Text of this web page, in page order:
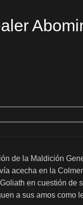
de la Maldición
acecha en la
en cuestión
a sus amos como